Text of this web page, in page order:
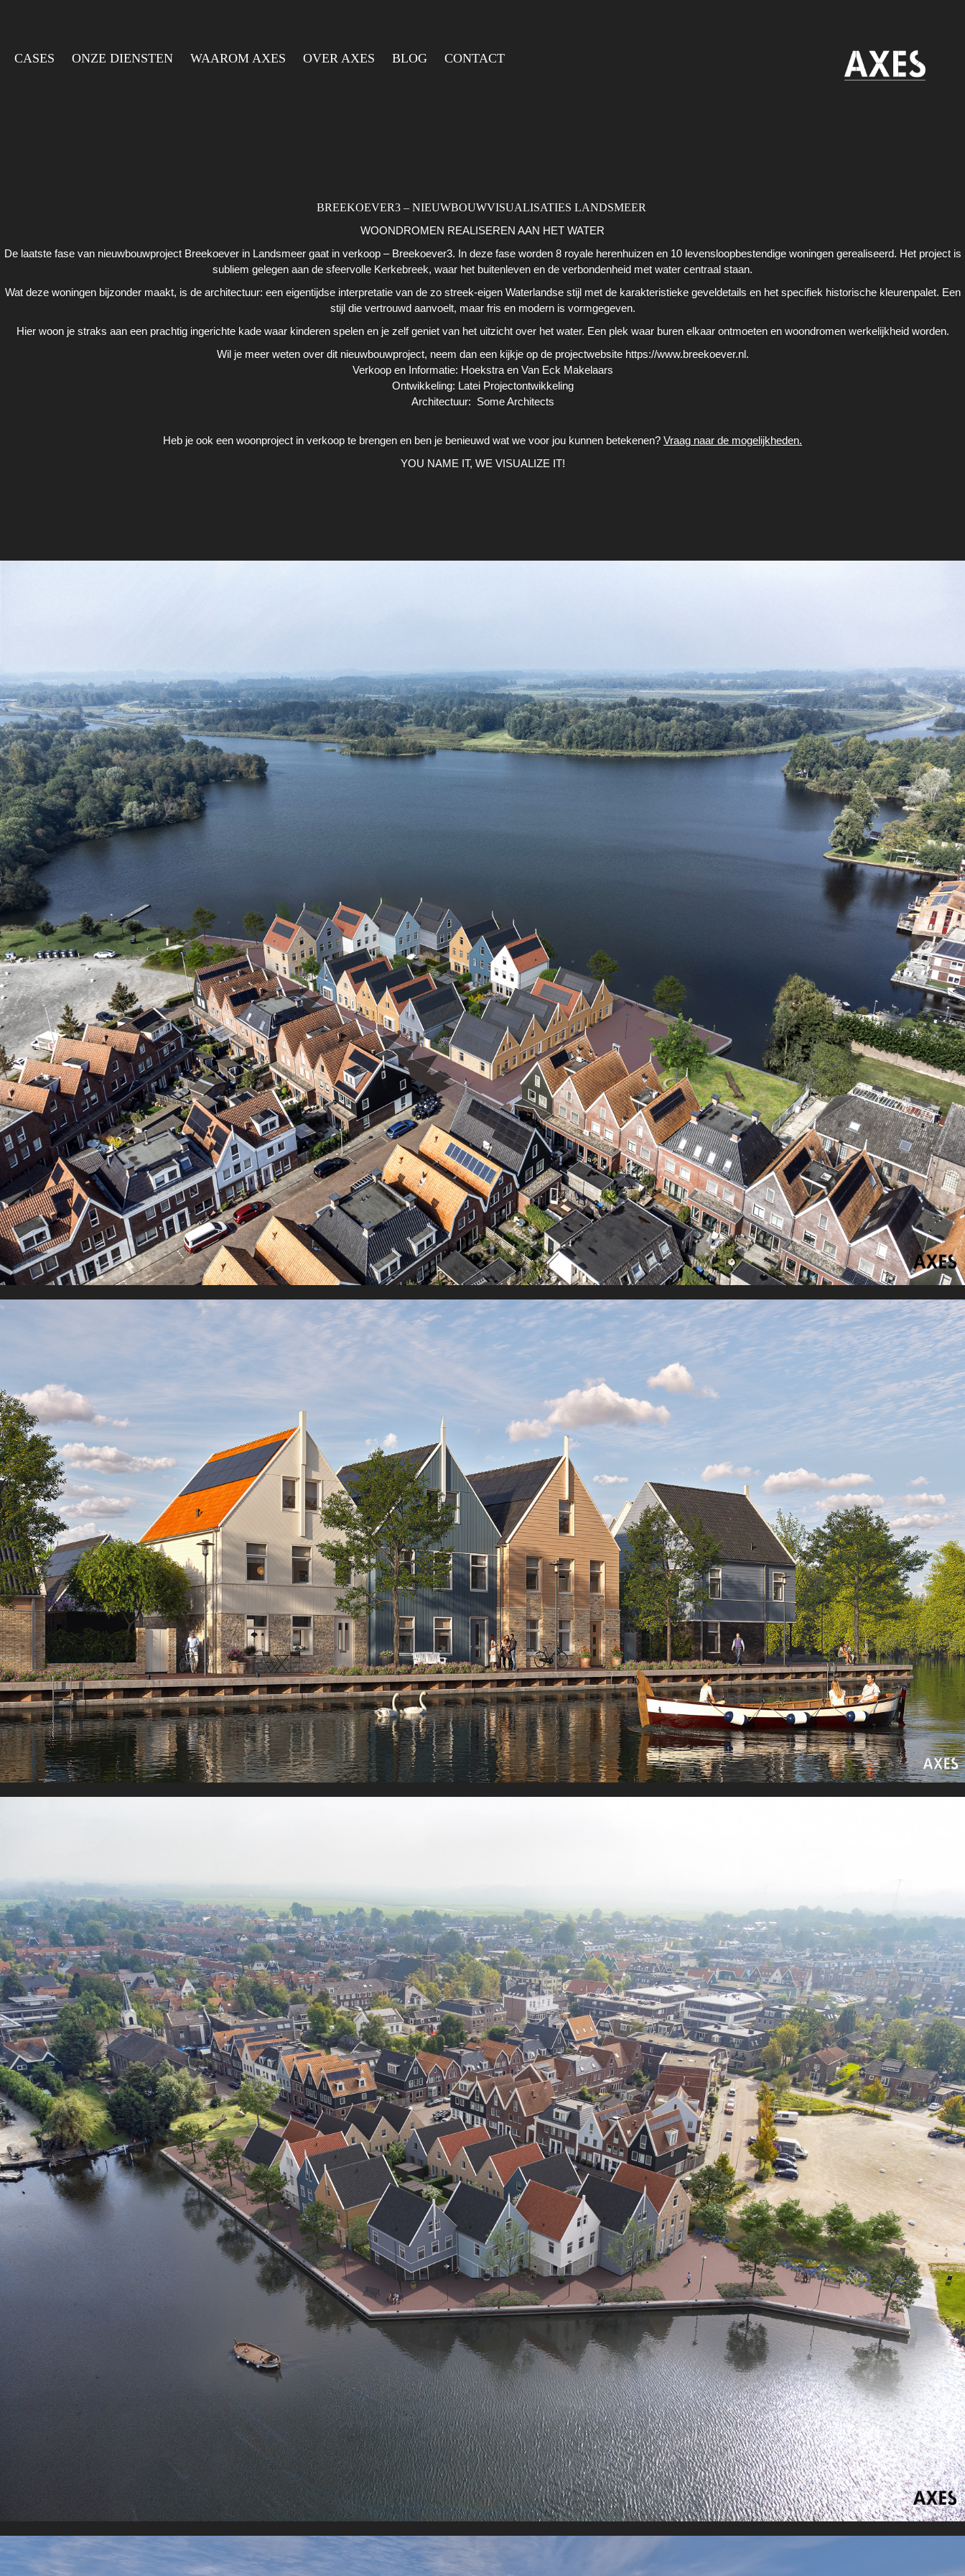
CASES ONZE DIENSTEN WAAROM AXES OVER AXES BLOG CONTACT
BREEKOEVER3 – NIEUWBOUWVISUALISATIES LANDSMEER
WOONDROMEN REALISEREN AAN HET WATER
De laatste fase van nieuwbouwproject Breekoever in Landsmeer gaat in verkoop – Breekoever3. In deze fase worden 8 royale herenhuizen en 10 levensloopbestendige woningen gerealiseerd. Het project is
subliem gelegen aan de sfeervolle Kerkebreek, waar het buitenleven en de verbondenheid met water centraal staan.
Wat deze woningen bijzonder maakt, is de architectuur: een eigentijdse interpretatie van de zo streek-eigen Waterlandse stijl met de karakteristieke geveldetails en het specifiek historische kleurenpalet. Een
stijl die vertrouwd aanvoelt, maar fris en modern is vormgegeven.
Hier woon je straks aan een prachtig ingerichte kade waar kinderen spelen en je zelf geniet van het uitzicht over het water. Een plek waar buren elkaar ontmoeten en woondromen werkelijkheid worden.
Wil je meer weten over dit nieuwbouwproject, neem dan een kijkje op de projectwebsite https://www.breekoever.nl.
Verkoop en Informatie: Hoekstra en Van Eck Makelaars
Ontwikkeling: Latei Projectontwikkeling
Architectuur: Some Architects
Heb je ook een woonproject in verkoop te brengen en ben je benieuwd wat we voor jou kunnen betekenen? Vraag naar de mogelijkheden.
YOU NAME IT, WE VISUALIZE IT!